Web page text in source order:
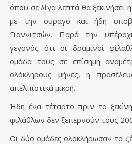
όπου σε λίγα λεπτά θα ξεκινήσει
με την ουραγό και ήδη
Γιαννιτσών. Παρά την
γεγονός ότι οι δραμινοί
ομάδα τους σε επίσημη
ολόκληρους μήνες, η
απελπιστικά μικρή.
Ήδη ένα τέταρτο πριν το
φιλάθλων δεν ξεπερνούν τους
Οι δύο ομάδες ολοκλήρωσαν το